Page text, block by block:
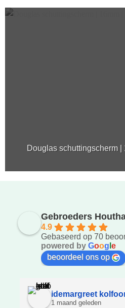
Douglas schuttingscherm |
Gebroeders
4.9
Gebaseerd op 70
powered by Goog e
beoordeel ons op
idemargreet
1 maand geleden